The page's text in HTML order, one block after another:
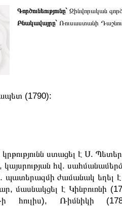
Գործունեությունը` Զինվորական
Բնակավայրը` Ռուսաստանի
(1790):
ստացել է Ս.
կայսրության հվ.
պատերազմի ժամանակ եղել
մասնակցել է Կինբուռնի
ի հուլիս), Ռիմնիկի